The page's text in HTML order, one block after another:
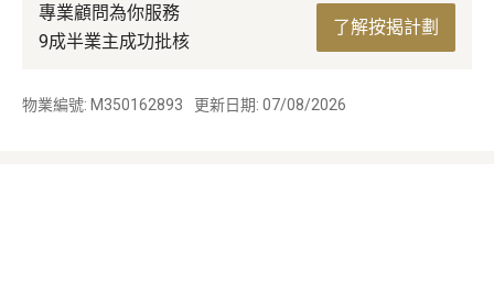
專業顧問為你服務
9成半業主成功批核
了解按揭計劃
物業編號: M350162893 更新日期: 07/08/2026